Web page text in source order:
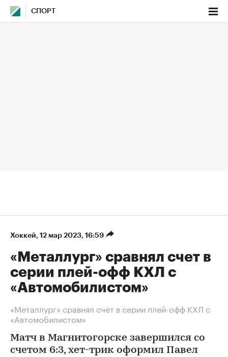
СПОРТ
Хоккей⁠, 12 мар 2023, 16:59
«Металлург» сравнял счет в
серии плей-офф КХЛ с
«Автомобилистом»
«Металлург» сравнял счет в серии плей-офф КХЛ с
«Автомобилистом»
Матч в Магнитогорске завершился со
счетом 6:3, хет-трик оформил Павел